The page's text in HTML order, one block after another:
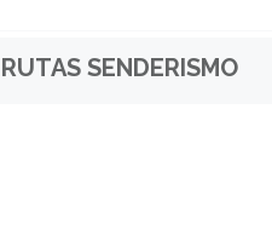
RUTAS SENDERISMO